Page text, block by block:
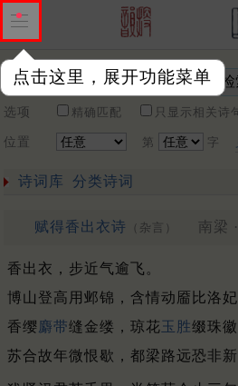
点击这里，展开功能菜单
关键词
选项 精确匹配 只显示相关诗
位置 第 字
诗词库 分类诗词
赋得香出衣诗 （杂言） 南梁 ·
香出衣，步近气逾飞。
博山登高用邺锦，含情动靥比洛妃
香缨 麝带缝金缕，琼花玉胜缀珠徽
苏合故年微恨歇，都梁路远恐非新